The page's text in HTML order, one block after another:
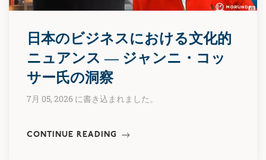
日本のビジネスにおける文化的
ニュアンス ― ジャンニ・コッ
サー氏の洞察
7月 05, 2026 に書き込まれました。
CONTINUE READING